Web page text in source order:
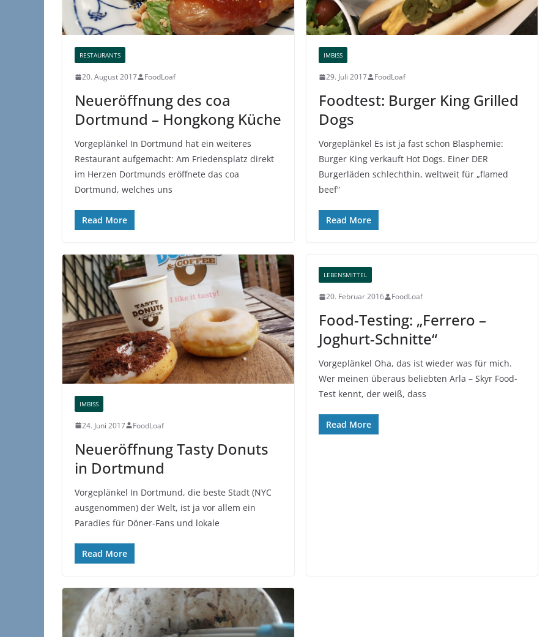
RESTAURANTS
20. August 2017 FoodLoaf
Neueröffnung des coa
Dortmund – Hongkong Küche
Vorgeplänkel In Dortmund hat ein weiteres
Restaurant aufgemacht: Am Friedensplatz direkt
im Herzen Dortmunds eröffnete das coa
Dortmund, welches uns
Read More
IMBISS
29. Juli 2017 FoodLoaf
Foodtest: Burger King Grilled
Dogs
Vorgeplänkel Es ist ja fast schon Blasphemie:
Burger King verkauft Hot Dogs. Einer DER
Burgerläden schlechthin, weltweit für „flamed
beef“
Read More
IMBISS
24. Juni 2017 FoodLoaf
Neueröffnung Tasty Donuts
in Dortmund
Vorgeplänkel In Dortmund, die beste Stadt (NYC
ausgenommen) der Welt, ist ja vor allem ein
Paradies für Döner-Fans und lokale
Read More
LEBENSMITTEL
20. Februar 2016 FoodLoaf
Food-Testing: „Ferrero –
Joghurt-Schnitte“
Vorgeplänkel Oha, das ist wieder was für mich.
Wer meinen überaus beliebten Arla – Skyr Food-
Test kennt, der weiß, dass
Read More